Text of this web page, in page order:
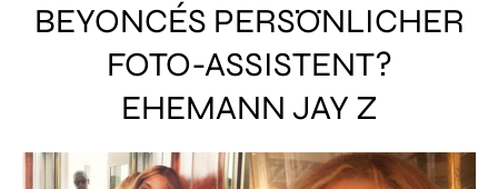
BEYONCÉS PERSÖNLICHER
FOTO-ASSISTENT?
EHEMANN JAY Z